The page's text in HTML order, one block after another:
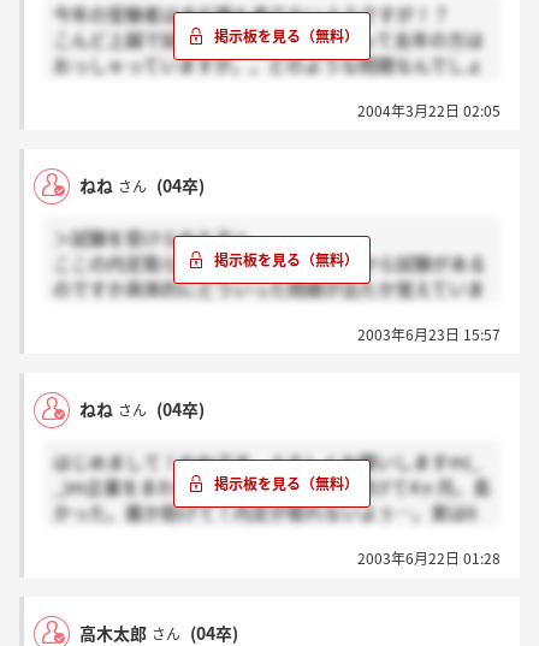
今年の受験者はまだ誰も来てないようですが！？
こんど上越で試験があります。難しいって去年の方は
おっしゃっていますが。。どのような問題なんでしょ
2004年3月22日 02:05
ねね さん (04卒)
＞試験を受けられた方へ
ここの内定取られた方いますか？これから試験がある
のですか具体的にどういった問題が出たか覚えていま
2003年6月23日 15:57
ねね さん (04卒)
はじめまして！ねねです。よろしくお願いしますm(_
_)m企業をまわり続けて、そして落ち続けて4ヶ月。長
かった。誰か助けて！内定が取れないよぅ…。実は6
どうゆう問題が出るか分かりませんか？もし分かる方
2003年6月22日 01:28
高木太郎 さん (04卒)